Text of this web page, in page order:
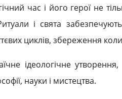
час і його герої не
і свята
циклів, збереження
ідеологічне
науки і мистецтва.